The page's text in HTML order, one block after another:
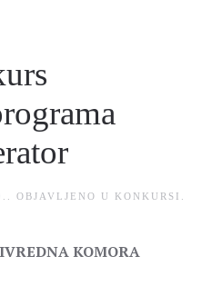
. OBJAVLJENO U KONKURSI
KOMORA